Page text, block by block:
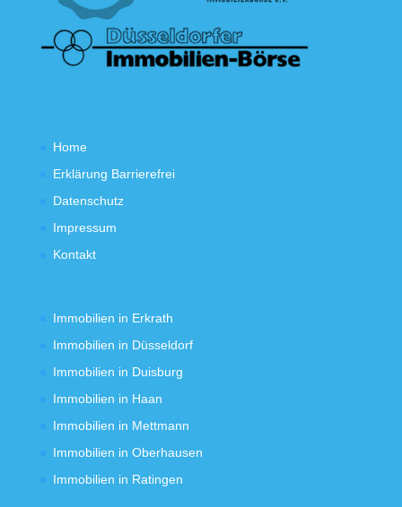
Home
Erklärung Barrierefrei
Datenschutz
Impressum
Kontakt
Immobilien in Erkrath
Immobilien in Düsseldorf
Immobilien in Duisburg
Immobilien in Haan
Immobilien in Mettmann
Immobilien in Oberhausen
Immobilien in Ratingen